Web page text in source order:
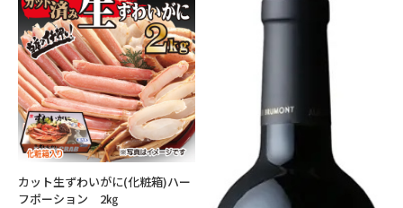
カット生ずわいがに(化粧箱)ハー
フポーション 2㎏